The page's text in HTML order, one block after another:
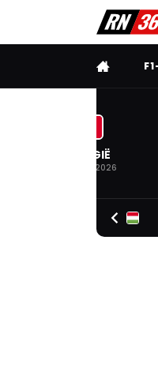
VOLLEDIG
BELGIË
19 JUL. 2026